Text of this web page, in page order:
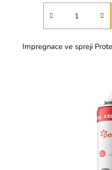
Impregnace ve spreji